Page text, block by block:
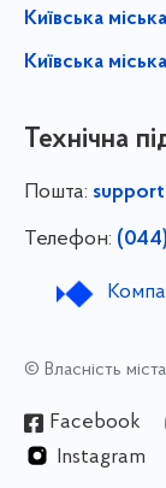
Київська
Київська
Технічна
Пошта:
Телефон:
© Власність
Facebook
Instagram